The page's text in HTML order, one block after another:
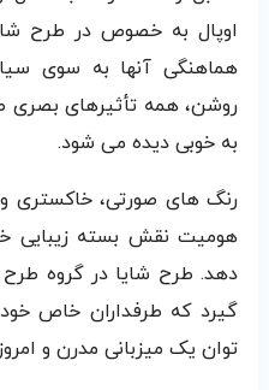
اوپال به خصوص در طرح
هماهنگی آنها به سوی
روشن، همه تأثیرهای بصری
به خوبی دیده می شود.
رنگ های صورتی، خاکستری
هومیت نقش بسته زیبایی
دهد. طرح شایا در گروه
گیرد که طرفداران خاص
توان یک میزبانی مدرن و